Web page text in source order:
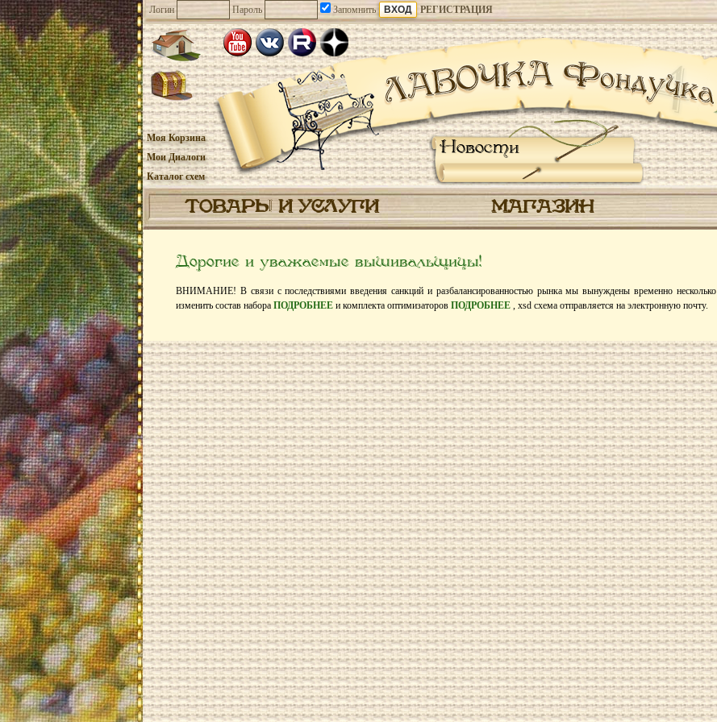
Логин Пароль Запомнить РЕГИСТРАЦИЯ
Новости
Моя Корзина
Мои Диалоги
Каталог схем
ТОВАРЫ И УСЛУГИ МАГАЗИН
Дорогие и уважаемые вышивальщицы!
ВНИМАНИЕ! В связи с последствиями введения санкций и разбалансированностью рынка мы вынуждены временно несколько
изменить состав набора ПОДРОБНЕЕ и комплекта оптимизаторов ПОДРОБНЕЕ , xsd схема отправляется на электронную почту.